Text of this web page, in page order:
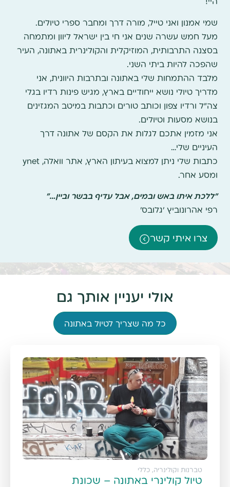
היי!
שמי אמנון ואני טייל, מורה דרך ומחבר ספרי טיולים.
מעל חמש עשרה שנים אני חי בין ישראל ליוון ומתמחה
בסצנה התרבותית, המוזיקלית והקולינרית באתונה, העיר
שהפכה להיות ביתי השני.
מלבד ההתמחות שלי באתונה ובתרבות היוונית, אני
מדריך טיולי נושא ייחודיים בארץ, מגיש פינות רדיו בגלי
צה"ל ורדיו צפון וכותב טורים וכתבות במיטב המגזינים
בנושא מסעות וטיולים.
אני מזמין אתכם לגלות את הקסם של אתונה דרך
העיניים שלי…
כתבות שלי ניתן למצוא בעיתון הארץ, אתר וואלה, ynet
ומסע אחר.
"ללכת איתו באש ובמים, אבל עדיף בבשר וביין…"
רפי אהרונוביץ 'גלובס'
צרו איתי קשר
אולי יעניין אותך גם
כל מה שצריך לטיול באתונה
טברנות וקולינריה, כללי
טיול קולינרי באתונה – שכונת